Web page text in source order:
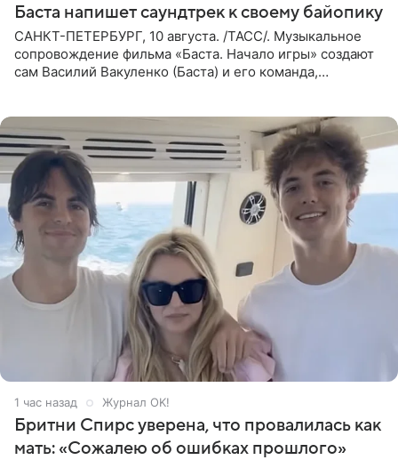
Баста напишет саундтрек к своему байопику
САНКТ-ПЕТЕРБУРГ, 10 августа. /ТАСС/. Музыкальное
сопровождение фильма «Баста. Начало игры» создают
сам Василий Вакуленко (Баста) и его команда,
1 час назад Журнал OK!
Бритни Спирс уверена, что провалилась как
мать: «Сожалею об ошибках прошлого»